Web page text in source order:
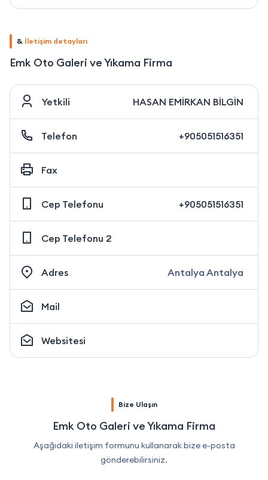
& İletişim detayları
Emk Oto Galeri ve Yıkama Firma
Yetkili HASAN EMİRKAN BİLGİN
Telefon +905051516351
Fax
Cep Telefonu +905051516351
Cep Telefonu 2
Adres Antalya Antalya
Mail
Websitesi
Bize Ulaşın
Emk Oto Galeri ve Yıkama Firma
Aşağıdaki iletişim formunu kullanarak bize e-posta
gönderebilirsiniz.